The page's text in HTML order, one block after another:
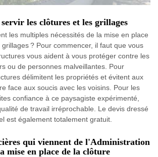
les clôtures et les grillages
les multiples nécessités de la mise en place
? Pour commencer, il faut que vous
vous aident à vous protéger contre les
ou de personnes malveillantes. Pour
délimitent les propriétés et évitent aux
face aux soucis avec les voisins. Pour les
confiance à ce paysagiste expérimenté,
de travail irréprochable. Le devis dressé
est également totalement gratuit.
qui viennent de l'Administration
mise en place de la clôture